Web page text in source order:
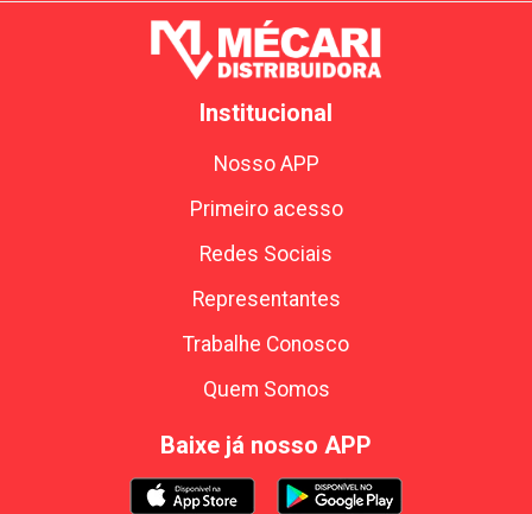
Institucional
Nosso APP
Primeiro acesso
Redes Sociais
Representantes
Trabalhe Conosco
Quem Somos
Baixe já nosso APP